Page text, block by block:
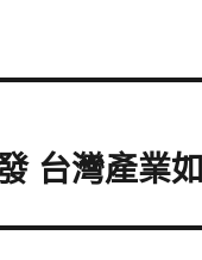
台灣產業